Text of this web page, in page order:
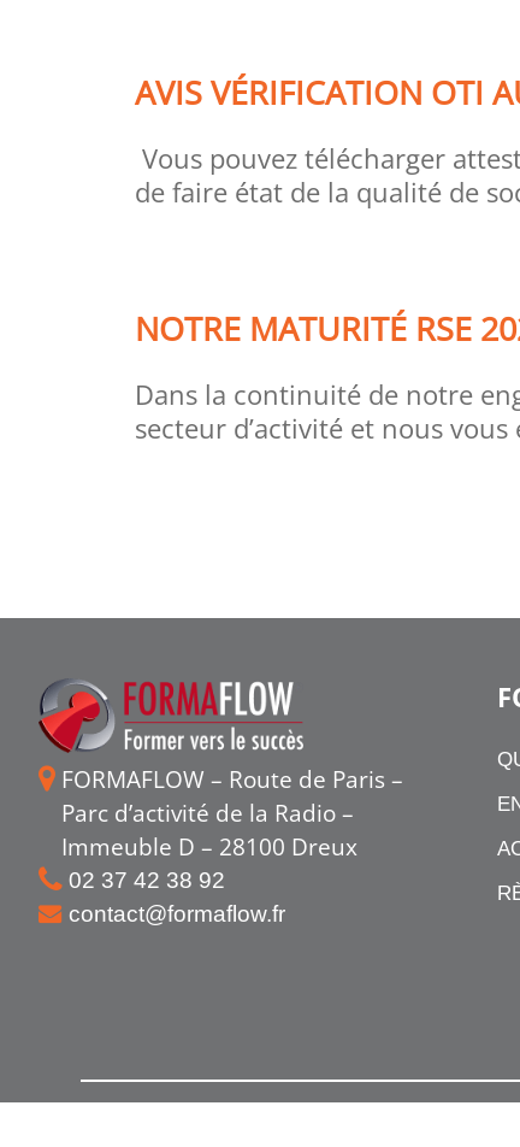
AVIS VÉRIFICATION OTI
Vous pouvez télécharger
de faire état de la qualité de
NOTRE MATURITÉ RSE
Dans la continuité de notre
secteur d’activité et nous
FORMAFLOW – Route de Paris –
Parc d’activité de la Radio –
Immeuble D – 28100 Dreux
02 37 42 38 92
contact@formaflow.fr